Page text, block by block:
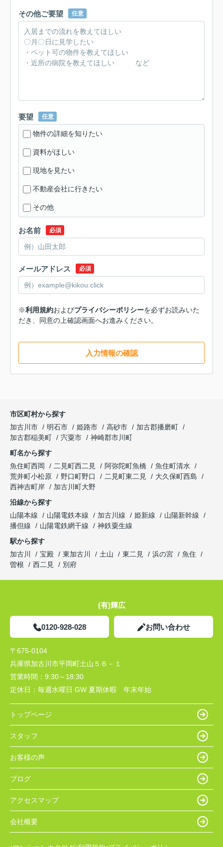
その他ご要望 任意
要望 任意
物件の詳細を知りたい
資料がほしい
現地を見たい
不動産会社に行きたい
その他
お名前 必須
メールアドレス 必須
※利用規約およびプライバシーポリシーを必ずお読みいた
だき、同意の上確認画面へお進みください。
入力情報の確認
市区町村から探す
加古川市
明石市 姫路市 高砂市
加古郡播磨町
加古郡稲美町
宍粟市
神崎郡市川町
町名から探す
魚住町西岡
二見町西二見 阿弥陀町魚橋
魚住町清水
荒井町小松原
野口町野口 二見町東二見
大久保町西島
西神吉町岸
加古川町大野
沿線から探す
山陽本線
山陽電鉄本線 加古川線 姫新線
山陽新幹線
播但線
山陽電鉄網干線
神鉄粟生線
駅から探す
加古川
宝殿 東加古川 土山 東二見 浜の宮
魚住
曽根
西二見 別府
(有)輝広
0120-928-028 お問い合わせ
〒675-0104
兵庫県加古川市平岡町土山５６－１
営業時間： 9:30～18:30
定休日： 毎週水曜日 GW 夏期休暇 年末年始
トップページ
スタッフ
お客様の声
ブログ
アクセスマップ
会社概要